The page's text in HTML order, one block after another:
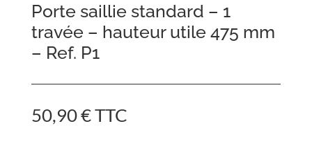
Porte saillie standard – 1
travée – hauteur utile 475 mm
– Ref. P1
50,90€TTC